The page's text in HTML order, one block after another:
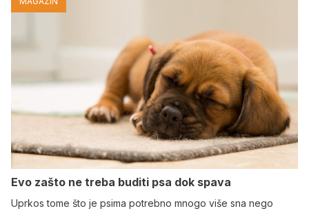
Evo zašto ne treba buditi psa dok spava
Uprkos tome što je psima potrebno mnogo više sna nego